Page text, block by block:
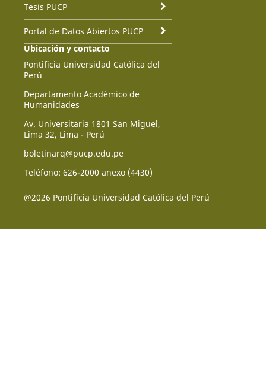
Tesis PUCP
Portal de Datos Abiertos PUCP
Ubicación y contacto
Pontificia Universidad Católica del
Perú
Departamento Académico de
Humanidades
Av. Universitaria 1801 San Miguel,
Lima 32, Lima - Perú
boletinarq@pucp.edu.pe
Teléfono: 626-2000 anexo (4430)
@2026 Pontificia Universidad Católica del Perú